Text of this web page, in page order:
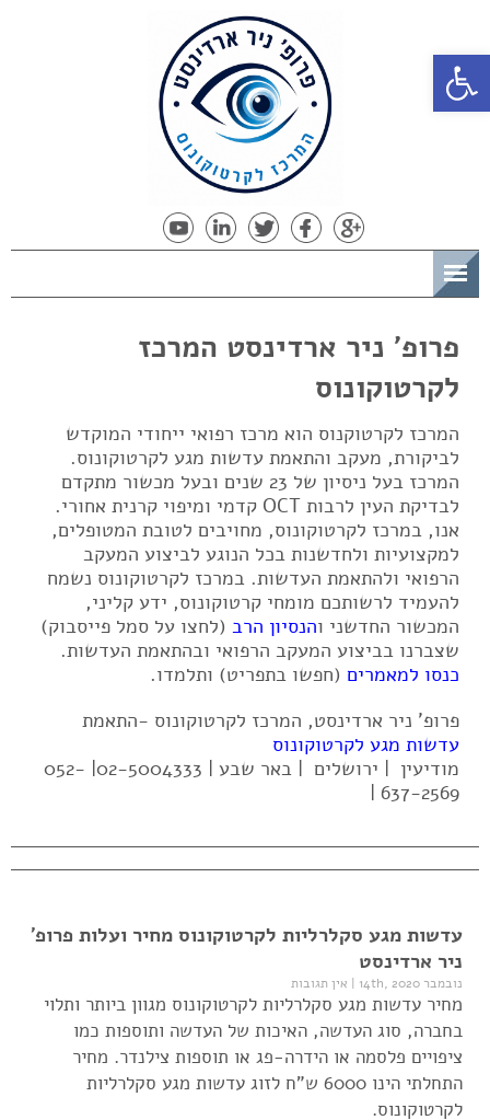
פתח סרגל נגישות
פרופ' ניר ארדינסט המרכז
לקרטוקונוס
המרכז לקרטוקנוס הוא מרכז רפואי ייחודי המוקדש
לביקורת, מעקב והתאמת עדשות מגע לקרטוקונוס.
המרכז בעל ניסיון של 23 שנים ובעל מכשור מתקדם
לבדיקת העין לרבות OCT קדמי ומיפוי קרנית אחורי.
אנו, במרכז לקרטוקונוס, מחויבים לטובת המטופלים,
למקצועיות ולחדשנות בכל הנוגע לביצוע המעקב
הרפואי ולהתאמת העדשות. במרכז לקרטוקונוס נשמח
להעמיד לרשותכם מומחי קרטוקונוס, ידע קליני,
המכשור החדשני והנסיון הרב (לחצו על סמל פייסבוק)
שצברנו בביצוע המעקב הרפואי ובהתאמת העדשות.
כנסו למאמרים (חפשו בתפריט) ותלמדו.
פרופ' ניר ארדינסט, המרכז לקרטוקונוס -התאמת
עדשות מגע לקרטוקונוס
מודיעין | ירושלים | באר שבע | 02-5004333| 052-
637-2569 |
עדשות מגע סקלרליות לקרטוקונוס מחיר ועלות פרופ'
ניר ארדינסט
נובמבר 14th, 2020 | אין תגובות
מחיר עדשות מגע סקלרליות לקרטוקונוס מגוון ביותר ותלוי
בחברה, סוג העדשה, האיכות של העדשה ותוספות כמו
ציפויים פלסמה או הידרה-פג או תוספות צילנדר. מחיר
התחלתי הינו 6000 ש"ח לזוג עדשות מגע סקלרליות
לקרטוקונוס.